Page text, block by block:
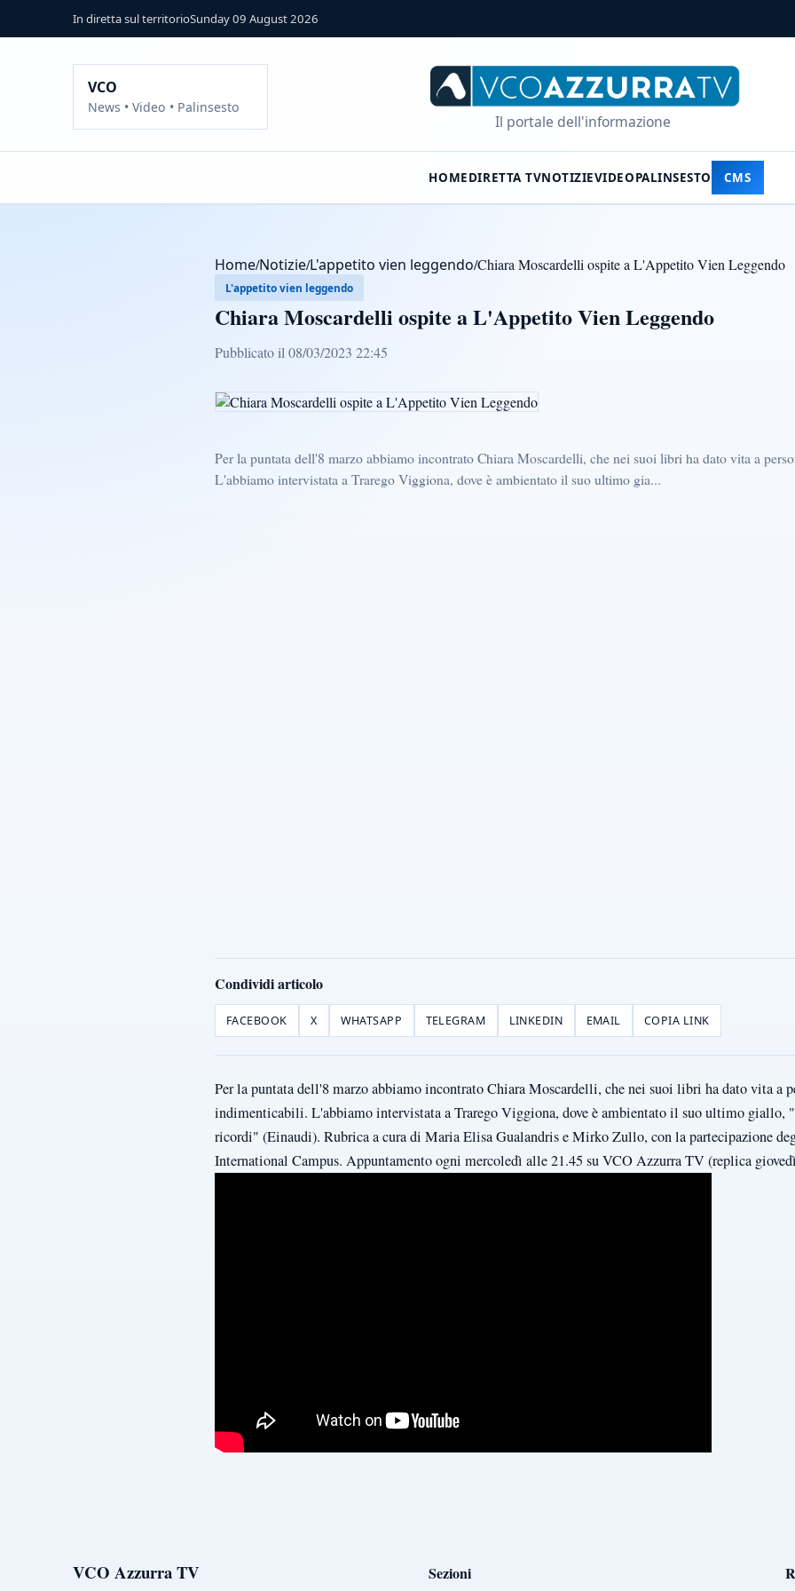
In diretta sul territorioSunday 09 August 2026
VCO
News • Video • Palinsesto
Il portale dell'informazione
HOMEDIRETTA TVNOTIZIEVIDEOPALINSESTO CMS
Home/Notizie/L'appetito vien leggendo/Chiara Moscardelli ospite a L'Appetito Vien Leggendo
L'appetito vien leggendo
Chiara Moscardelli ospite a L'Appetito Vien Leggendo
Pubblicato il 08/03/2023 22:45
Per la puntata dell'8 marzo abbiamo incontrato Chiara Moscardelli, che nei suoi libri ha dato vita a
L'abbiamo intervistata a Trarego Viggiona, dove è ambientato il suo ultimo gia...
Condividi articolo
FACEBOOK X WHATSAPP TELEGRAM LINKEDIN EMAIL COPIA LINK
Per la puntata dell'8 marzo abbiamo incontrato Chiara Moscardelli, che nei suoi libri ha dato vita a
indimenticabili. L'abbiamo intervistata a Trarego Viggiona, dove è ambientato il suo ultimo giallo,
ricordi" (Einaudi). Rubrica a cura di Maria Elisa Gualandris e Mirko Zullo, con la partecipazione
International Campus. Appuntamento ogni mercoledì alle 21.45 su VCO Azzurra TV (replica
VCO Azzurra TV Sezioni